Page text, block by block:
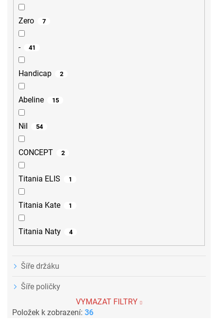
Zero 7
- 41
Handicap 2
Abeline 15
Nil 54
CONCEPT 2
Titania ELIS 1
Titania Kate 1
Titania Naty 4
Šíře držáku
Šíře poličky
VYMAZAT FILTRY
Položek k zobrazení: 36